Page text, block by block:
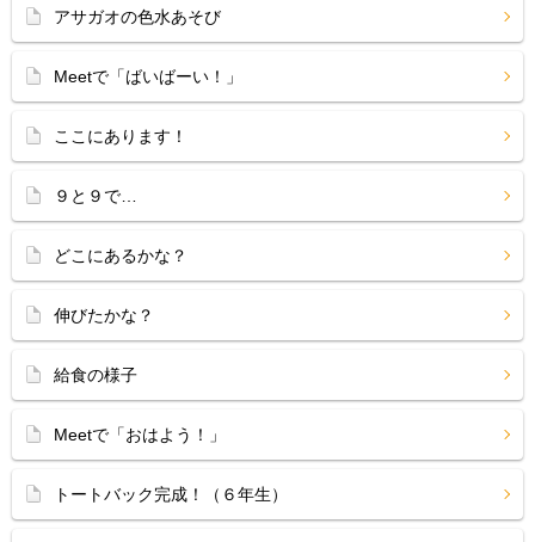
アサガオの色水あそび
Meetで「ばいばーい！」
ここにあります！
９と９で…
どこにあるかな？
伸びたかな？
給食の様子
Meetで「おはよう！」
トートバック完成！（６年生）